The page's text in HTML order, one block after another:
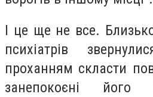
І це ще не все.
психіатрів
проханням скласти
занепокоєні його